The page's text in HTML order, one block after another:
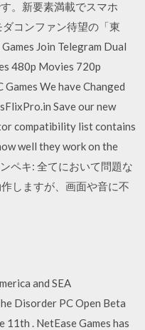
。新要素満載でスマホ
コンファン待望の「東
Join Telegram Dual
480p Movies 720p
We have Changed
Save our new
compatibility list contains
well they work on the
ペキ: 全てにおいて問題な
しますが、画面や音に不
and SEA
Disorder PC Open Beta
11th . NetEase Games has